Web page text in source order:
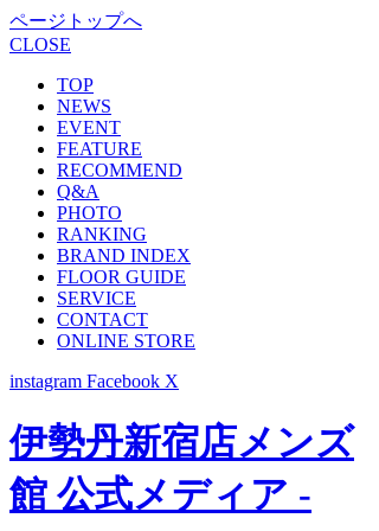
ページトップへ
CLOSE
TOP
NEWS
EVENT
FEATURE
RECOMMEND
Q&A
PHOTO
RANKING
BRAND INDEX
FLOOR GUIDE
SERVICE
CONTACT
ONLINE STORE
instagram Facebook X
伊勢丹新宿店メンズ
館 公式メディア -